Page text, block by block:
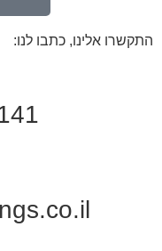
התקשרו אלינו, כתבו לנו: